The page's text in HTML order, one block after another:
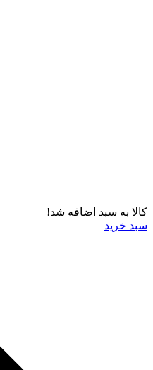
کالا به سبد اضافه شد!
سبد خرید